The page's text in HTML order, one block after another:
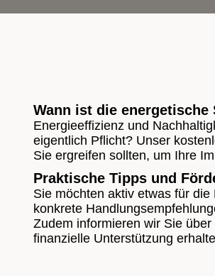
Wann ist die energetische
Energieeffizienz und
eigentlich Pflicht? Unser
Sie ergreifen sollten, um Ihre
Praktische Tipps und
Sie möchten aktiv etwas für
konkrete
Zudem informieren wir Sie
finanzielle Unterstützung